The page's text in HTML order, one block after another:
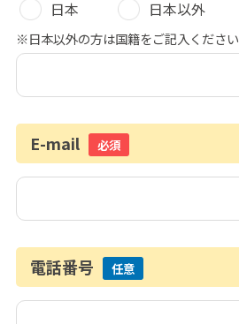
日本 日本以外
※日本以外の方は国籍をご記入ください
E-mail 必須
電話番号 任意